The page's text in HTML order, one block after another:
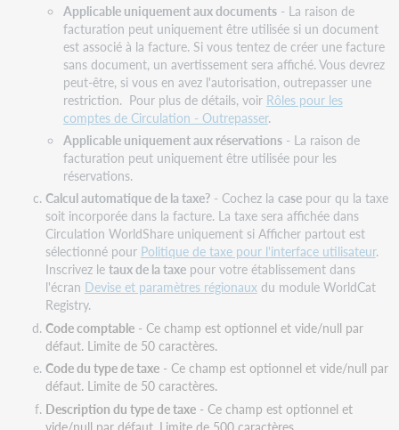
Applicable uniquement aux documents- La raison de
facturation peut uniquement être utilisée si un document
est associé à la facture. Si vous tentez de créer une facture
sans document, un avertissement sera affiché. Vous devrez
peut-être, si vous en avez l'autorisation, outrepasser une
restriction. Pour plus de détails, voir Rôles pour les
comptes de Circulation - Outrepasser.
Applicable uniquement aux réservations- La raison de
facturation peut uniquement être utilisée pour les
réservations.
Calcul automatique de la taxe?- Cochez la casepour qu la taxe
soit incorporée dans la facture. La taxe sera affichée dans
Circulation WorldShare uniquement si Afficher partout est
sélectionné pour Politique de taxe pour l'interface utilisateur.
Inscrivez le taux de la taxepour votre établissement dans
l'écran Devise et paramètres régionauxdu module WorldCat
Registry.
Code comptable- Ce champ est optionnel et vide/null par
défaut. Limite de 50 caractères.
Code du type de taxe- Ce champ est optionnel et vide/null par
défaut. Limite de 50 caractères.
Description du type de taxe- Ce champ est optionnel et
vide/null par défaut. Limite de 500 caractères.